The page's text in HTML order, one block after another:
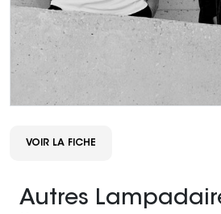
VOIR LA FICHE
Autres